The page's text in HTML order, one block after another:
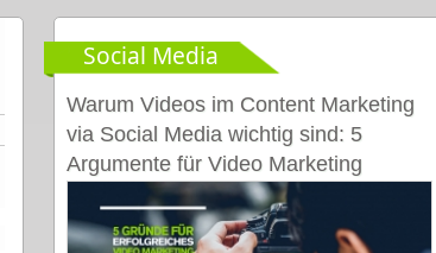
Social Media
Warum Videos im Content Marketing
via Social Media wichtig sind: 5
Argumente für Video Marketing
Seiten